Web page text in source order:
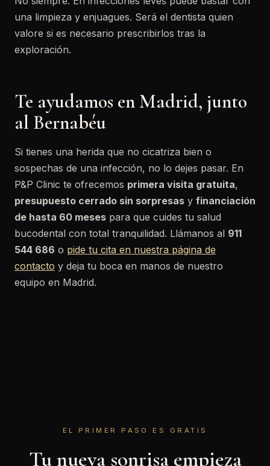
una limpieza y enjuagues. Será el dentista quien
valore si es necesario prescribirlos tras la
exploración.
Te ayudamos en Madrid, junto
al Bernabéu
Si tienes una herida que no cicatriza bien o
sospechas de una infección, no lo dejes pasar. En
P&P Clinic te ofrecemos primera visita gratuita,
presupuesto cerrado sin sorpresas y financiación
de hasta 60 meses para que cuides tu salud
bucodental con total tranquilidad. Llámanos al 911
544 686 o pide tu cita en nuestra página de
contacto y deja tu boca en manos de nuestro
equipo en Madrid.
EL PRIMER PASO ES GRATIS
Tu nueva sonrisa empieza